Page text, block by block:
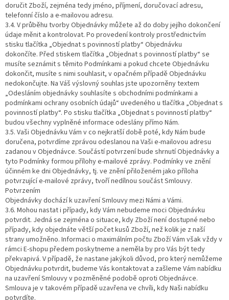
doručit Zboží, zejména tedy jméno, příjmení, doručovací adresu,
telefonní číslo a e-mailovou adresu.
3.4. V průběhu tvorby Objednávky můžete až do doby jejího dokončení
údaje měnit a kontrolovat. Po provedení kontroly prostřednictvím
stisku tlačítka „Objednat s povinností platby“ Objednávku
dokončíte. Před stiskem tlačítka „Objednat s povinností platby“ se
musíte seznámit s těmito Podmínkami a pokud chcete Objednávku
dokončit, musíte s nimi souhlasit, v opačném případě Objednávku
nedokončujte. Na Váš výslovný souhlas jste upozorněny textem
„Odesláním objednávky souhlasíte s obchodními podmínkami a
podmínkami ochrany osobních údajů“ uvedeného u tlačítka „Objednat s
povinností platby“. Po stisku tlačítka „Objednat s povinností platby“
budou všechny vyplněné informace odeslány přímo Nám.
3.5. Vaši Objednávku Vám v co nejkratší době poté, kdy Nám bude
doručena, potvrdíme zprávou odeslanou na Vaši e-mailovou adresu
zadanou v Objednávce. Součástí potvrzení bude shrnutí Objednávky a
tyto Podmínky formou přílohy e-mailové zprávy. Podmínky ve znění
účinném ke dni Objednávky, tj. ve znění přiloženém jako příloha
potvrzující e-mailové zprávy, tvoří nedílnou součást Smlouvy.
Potvrzením
Objednávky dochází k uzavření Smlouvy mezi Námi a Vámi.
3.6. Mohou nastat i případy, kdy Vám nebudeme moci Objednávku
potvrdit. Jedná se zejména o situace, kdy Zboží není dostupné nebo
případy, kdy objednáte větší počet kusů Zboží, než kolik je z naší
strany umožněno. Informaci o maximálním počtu Zboží Vám však vždy v
rámci E-shopu předem poskytneme a neměla by pro Vás být tedy
překvapivá. V případě, že nastane jakýkoli důvod, pro který nemůžeme
Objednávku potvrdit, budeme Vás kontaktovat a zašleme Vám nabídku
na uzavření Smlouvy v pozměněné podobě oproti Objednávce.
Smlouva je v takovém případě uzavřena ve chvíli, kdy Naši nabídku